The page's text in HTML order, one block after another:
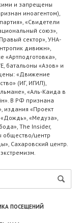
и запрещены
иноагентом),
«Свидетели
союз»,
сектор», УНА-
дивижн»,
«Артподготовка»,
батальоны «Азов» и
«Движение
(ИГ, ИГИЛ),
«Аль-Каида в
В РФ признана
издания «Проект
«Медуза»,
The Insider,
центр
Сахаровский центр.
ПОСЕЩЕНИЙ